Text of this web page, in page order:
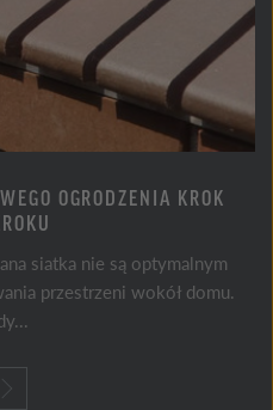
OGRODZENIA KROK
siatka nie są optymalnym
przestrzeni wokół domu.